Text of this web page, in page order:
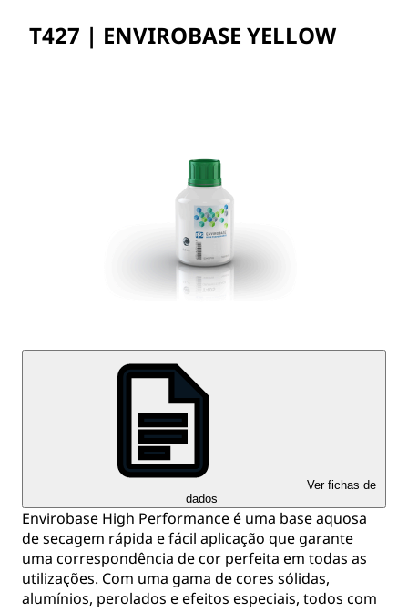
T427 | ENVIROBASE YELLOW
Ver fichas de
dados
Envirobase High Performance é uma base aquosa
de secagem rápida e fácil aplicação que garante
uma correspondência de cor perfeita em todas as
utilizações. Com uma gama de cores sólidas,
alumínios, perolados e efeitos especiais, todos com